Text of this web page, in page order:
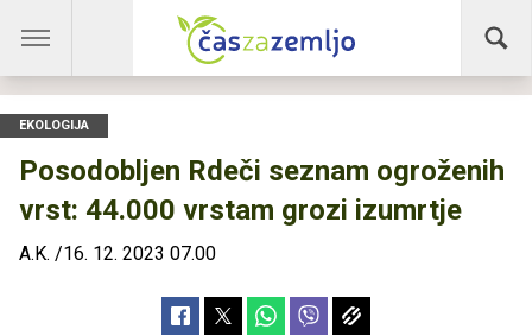
EKOLOGIJA
Posodobljen Rdeči seznam ogroženih
vrst: 44.000 vrstam grozi izumrtje
A.K. /16. 12. 2023 07.00